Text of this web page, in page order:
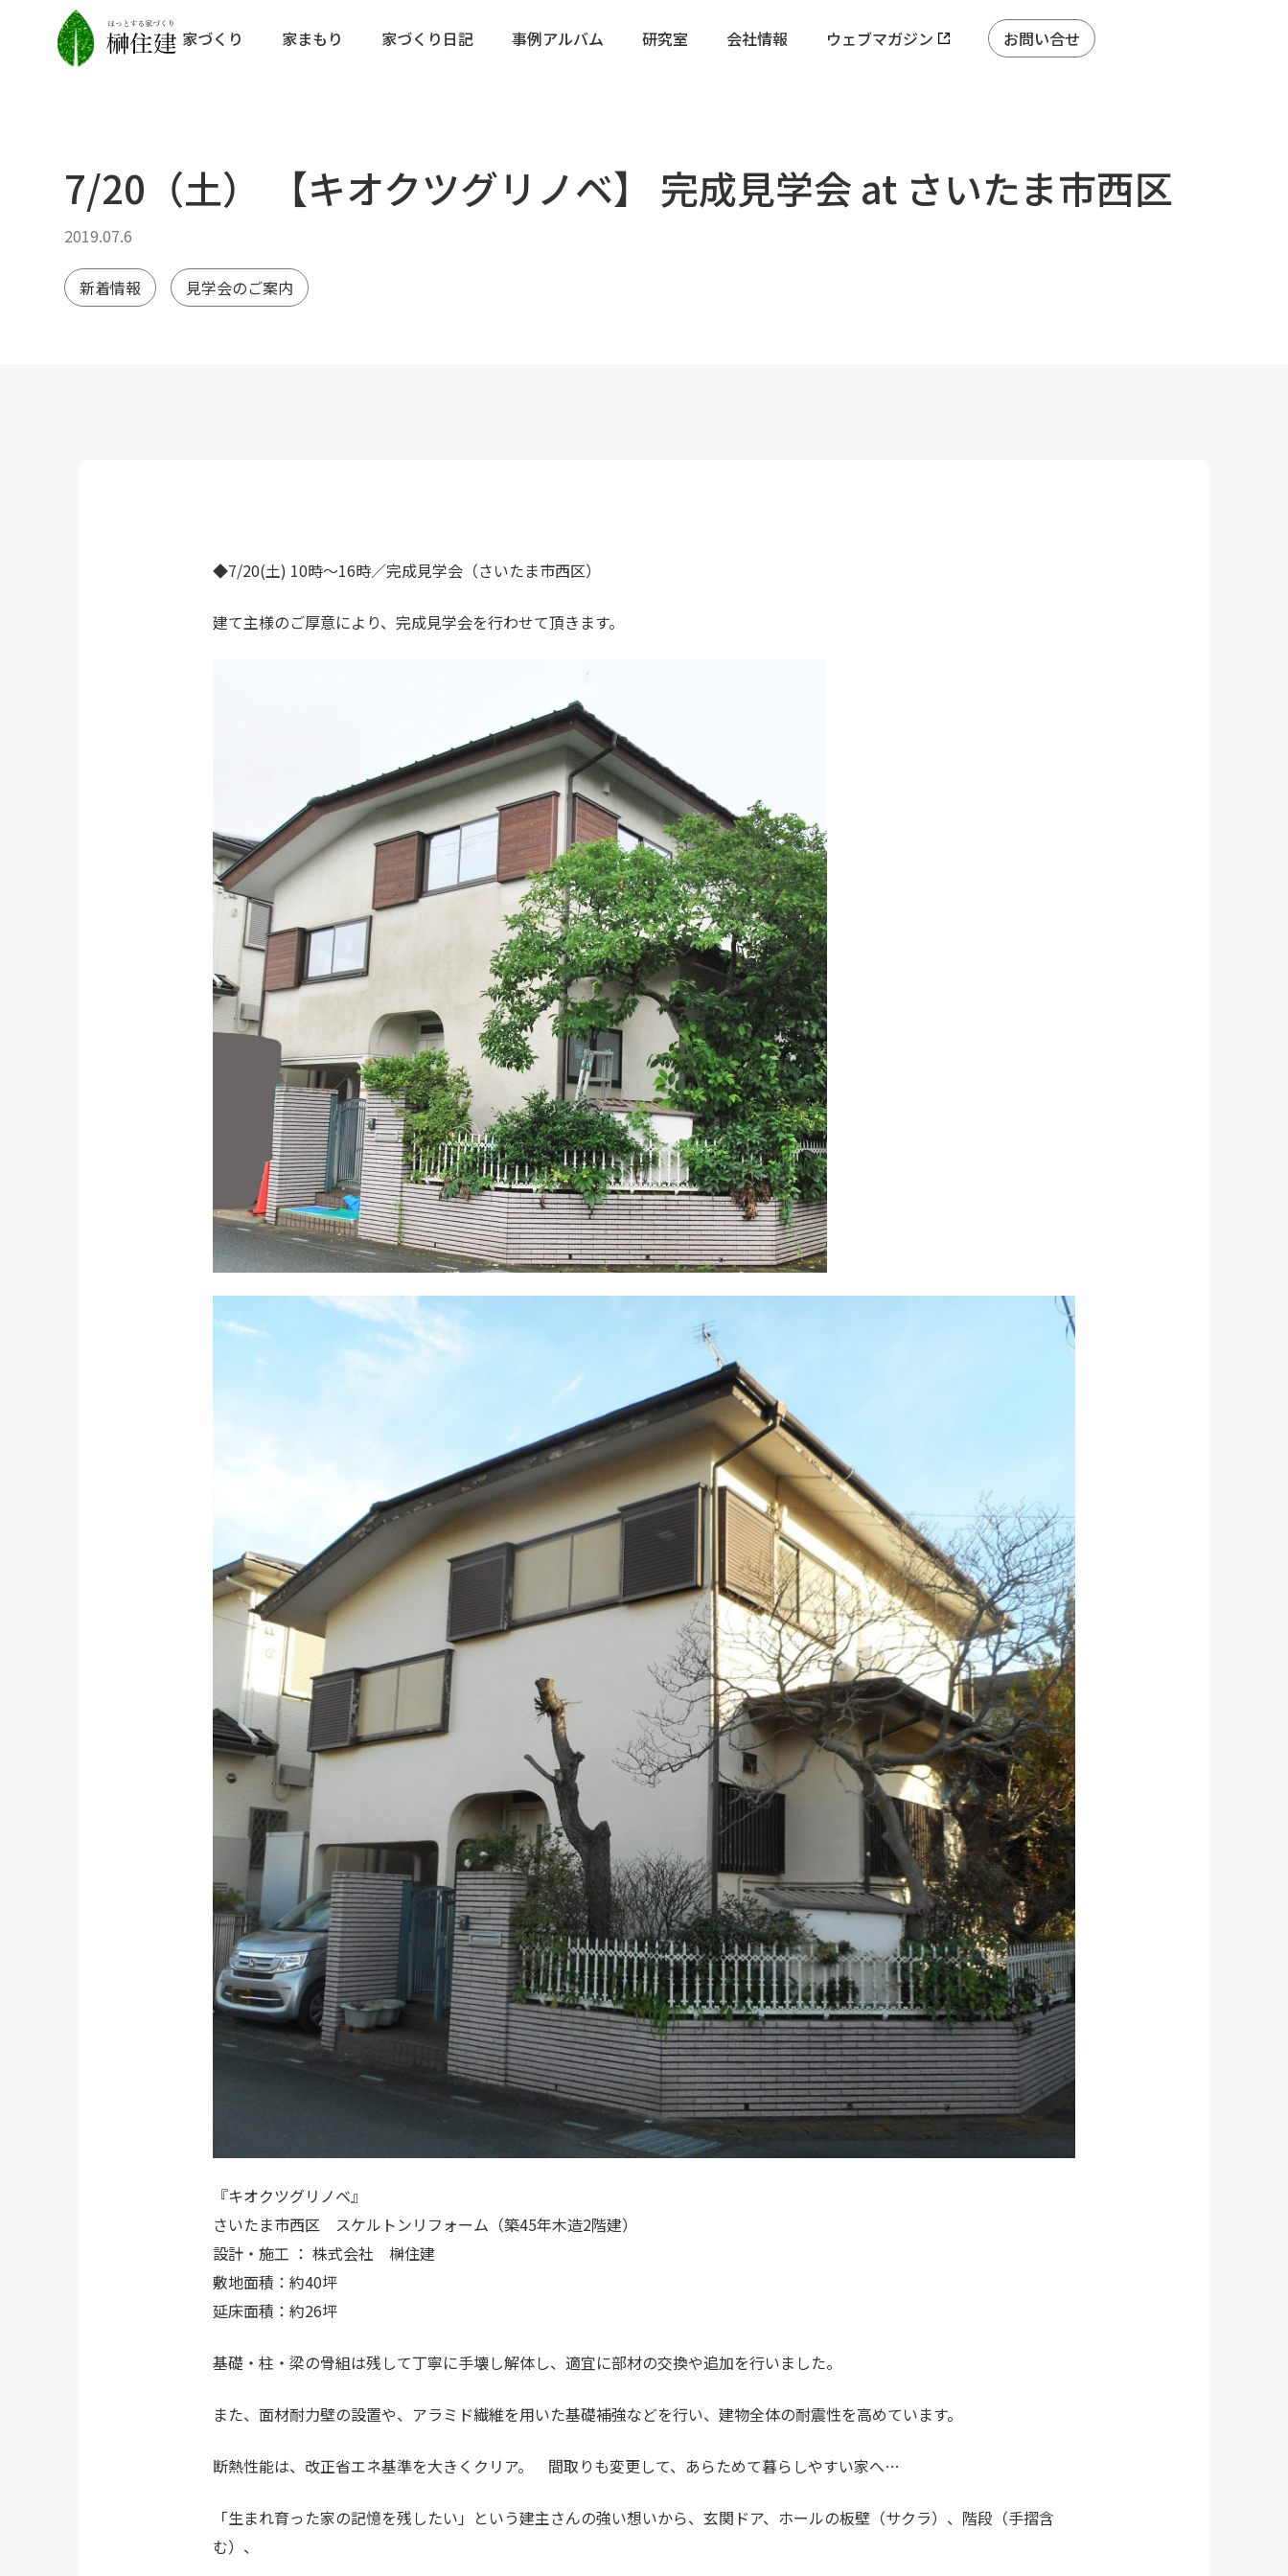
家づくり 家まもり 家づくり日記 事例アルバム 研究室 会社情報 ウェブマガジン お問い合せ
7/20（土） 【キオクツグリノベ】 完成見学会 at さいたま市西区
2019.07.6
新着情報 見学会のご案内
◆7/20(土) 10時～16時／完成見学会（さいたま市西区）
建て主様のご厚意により、完成見学会を行わせて頂きます。
『キオクツグリノベ』
さいたま市西区 スケルトンリフォーム（築45年木造2階建）
設計・施工 ： 株式会社 榊住建
敷地面積：約40坪
延床面積：約26坪
基礎・柱・梁の骨組は残して丁寧に手壊し解体し、適宜に部材の交換や追加を行いました。
また、面材耐力壁の設置や、アラミド繊維を用いた基礎補強などを行い、建物全体の耐震性を高めています。
断熱性能は、改正省エネ基準を大きくクリア。 間取りも変更して、あらためて暮らしやすい家へ…
「生まれ育った家の記憶を残したい」という建主さんの強い想いから、玄関ドア、ホールの板壁（サクラ）、階段（手摺含
む）、